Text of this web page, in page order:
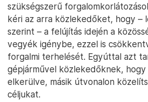
szükségszerű
kéri az arra közlekedőket, hogy –
szerint – a felújítás idején a
vegyék igénybe, ezzel is
forgalmi terhelését. Egyúttal azt
gépjárművel közlekedőknek,
elkerülve, másik útvonalon
céljukat.